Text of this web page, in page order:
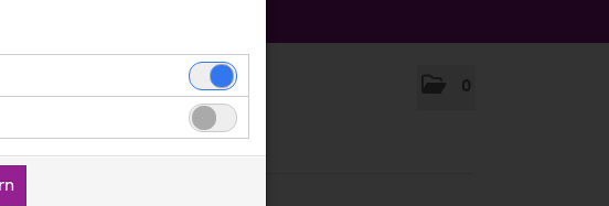
0
sind für die einwandfreie
personenbezogenen